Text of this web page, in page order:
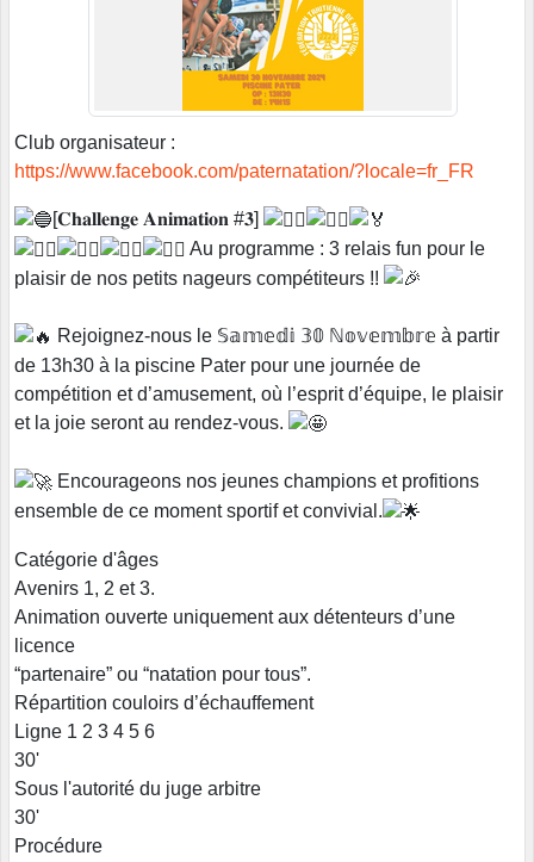
Club organisateur :
https://www.facebook.com/paternatation/?locale=fr_FR
[𝐂𝐡𝐚𝐥𝐥𝐞𝐧𝐠𝐞 𝐀𝐧𝐢𝐦𝐚𝐭𝐢𝐨𝐧 #𝟑]
Au programme : 3 relais fun pour le
plaisir de nos petits nageurs compétiteurs !!
Rejoignez-nous le 𝕊𝕒𝕞𝕖𝕕𝕚 𝟛𝟘 ℕ𝕠𝕧𝕖𝕞𝕓𝕣𝕖 à partir
de 13h30 à la piscine Pater pour une journée de
compétition et d’amusement, où l’esprit d’équipe, le plaisir
et la joie seront au rendez-vous.
Encourageons nos jeunes champions et profitions
ensemble de ce moment sportif et convivial.
Catégorie d'âges
Avenirs 1, 2 et 3.
Animation ouverte uniquement aux détenteurs d’une
licence
“partenaire” ou “natation pour tous”.
Répartition couloirs d’échauffement
Ligne 1 2 3 4 5 6
30'
Sous l'autorité du juge arbitre
30'
Procédure